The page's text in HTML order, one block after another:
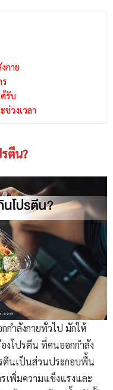
กาย
รับ
ช่วงเวลา
ตีน?
กำลังกายทั่วไป มักให้
งโปรตีน ที่คนออกกำลัง
ตีนเป็นส่วนประกอบพื้น
เพิ่มความแข็งแรงและ